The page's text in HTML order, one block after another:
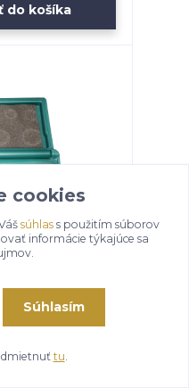
do košíka
skrutky 8-19
cookies
súhlass použitím súborov
informácie týkajúce sa
Súhlasím
tu